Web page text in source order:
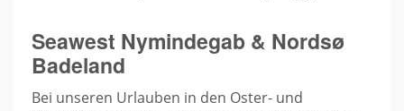
Seawest Nymindegab & Nordsø
Badeland
Bei unseren Urlauben in den Oster- und